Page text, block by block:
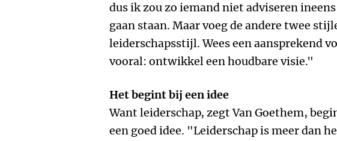
dus ik zou zo iemand niet adviseren
gaan staan. Maar voeg de andere twee
leiderschapsstijl. Wees een aansprekend
vooral: ontwikkel een houdbare visie."
Het begint bij een idee
Want leiderschap, zegt Van Goethem,
een goed idee. "Leiderschap is meer dan